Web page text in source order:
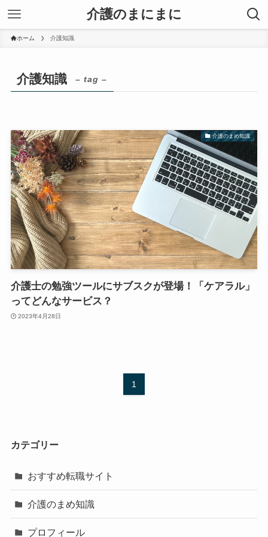
介護のまにまに
ホーム 介護知識
介護知識 – tag –
介護のまめ知識
介護士の勉強ツールにサブスクが登場！「ケアラル」
ってどんなサービス？
2023年4月28日
1
カテゴリー
おすすめ転職サイト
介護のまめ知識
プロフィール